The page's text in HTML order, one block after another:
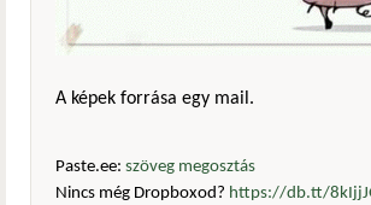
A képek forrása egy mail.
Paste.ee: szöveg megosztás
Nincs még Dropboxod? https://db.tt/